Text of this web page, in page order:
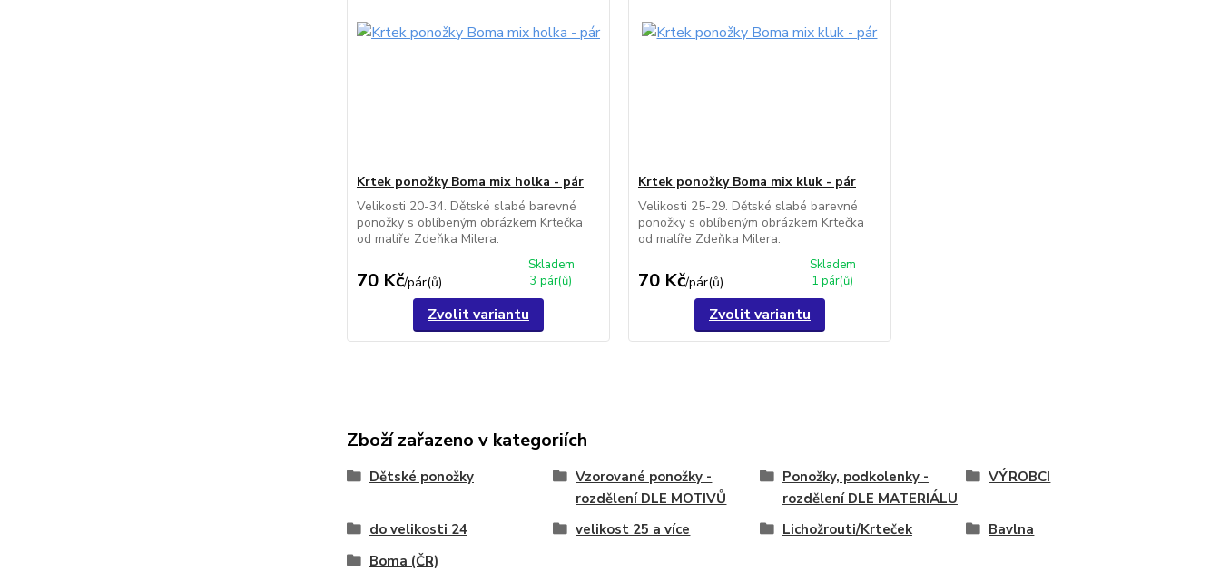
Krtek ponožky Boma mix holka - pár
Velikosti 20-34. Dětské slabé barevné
ponožky s oblíbeným obrázkem Krtečka
od malíře Zdeňka Milera.
70 Kč/pár(ů)
Skladem
3 pár(ů)
Zvolit variantu
Krtek ponožky Boma mix kluk - pár
Velikosti 25-29. Dětské slabé barevné
ponožky s oblíbeným obrázkem Krtečka
od malíře Zdeňka Milera.
70 Kč/pár(ů)
Skladem
1 pár(ů)
Zvolit variantu
Zboží zařazeno v kategoriích
Dětské ponožky
Vzorované ponožky -
rozdělení DLE MOTIVŮ
Ponožky, podkolenky -
rozdělení DLE MATERIÁLU
VÝROBCI
do velikosti 24 velikost 25 a více Lichožrouti/Krteček
Bavlna
Boma (ČR)